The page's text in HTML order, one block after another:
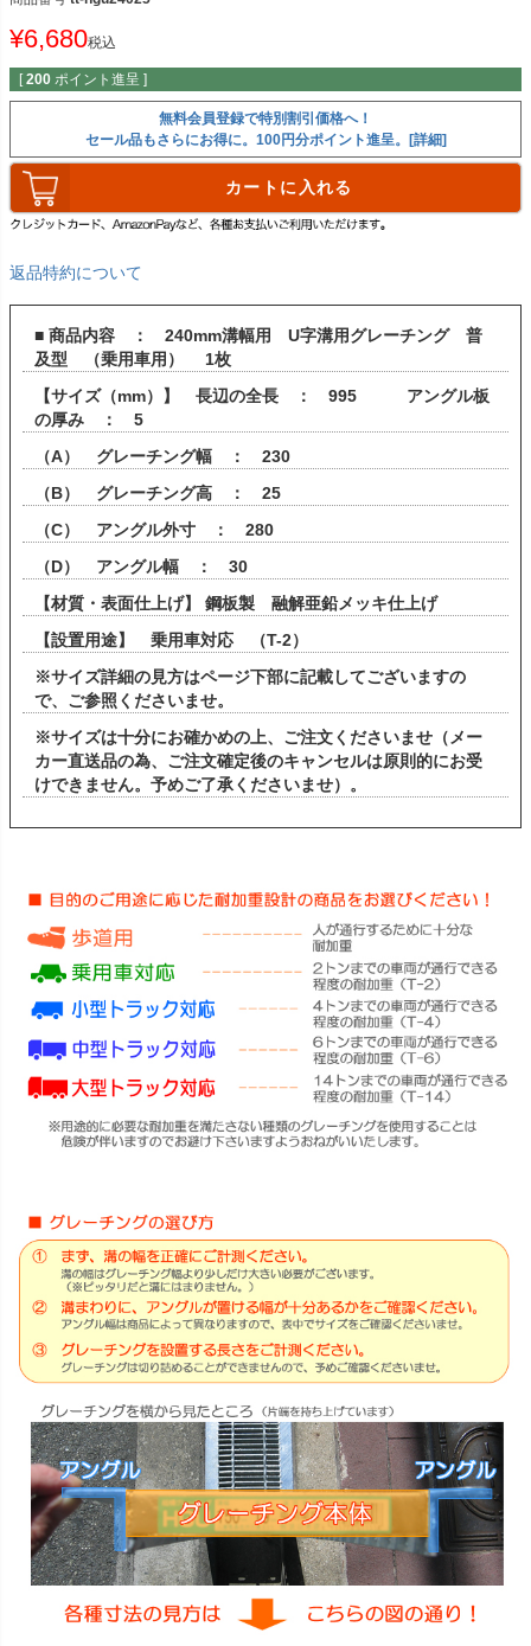
¥6,680税込
[ 200 ポイント進呈 ]
無料会員登録で特別割引価格へ！
セール品もさらにお得に。100円分ポイント進呈。[詳細]
カートに入れる
返品特約について
■ 商品内容 ： 240mm溝幅用 U字溝用グレーチング 普
及型 （乗用車用） 1枚
【サイズ（mm）】 長辺の全長 ： 995 アングル板
の厚み ： 5
（A） グレーチング幅 ： 230
（B） グレーチング高 ： 25
（C） アングル外寸 ： 280
（D） アングル幅 ： 30
【材質・表面仕上げ】 鋼板製 融解亜鉛メッキ仕上げ
【設置用途】 乗用車対応 （T-2）
※サイズ詳細の見方はページ下部に記載してございますの
で、ご参照くださいませ。
※サイズは十分にお確かめの上、ご注文くださいませ（メー
カー直送品の為、ご注文確定後のキャンセルは原則的にお受
けできません。予めご了承くださいませ）。